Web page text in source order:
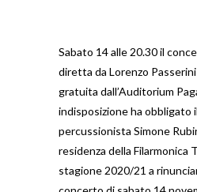
Sabato 14 alle 20.30 il
diretta da Lorenzo
gratuita dall’Auditorium
indisposizione ha obbligato
percussionista Simone
residenza della Filarmonica
stagione 2020/21 a